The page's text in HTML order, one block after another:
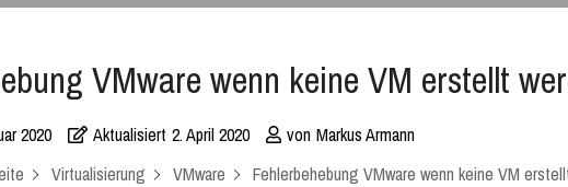
VMware wenn keine VM erstellt
2020 Aktualisiert 2. April 2020 von Markus Armann
Virtualisierung VMware
Fehlerbehebung VMware wenn keine VM